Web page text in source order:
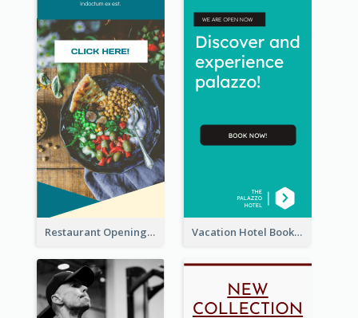
Restaurant Opening Food Ordering Discount Wide Skyscraper Banner Vacation Hotel Booking Wide Skyscraper Banner